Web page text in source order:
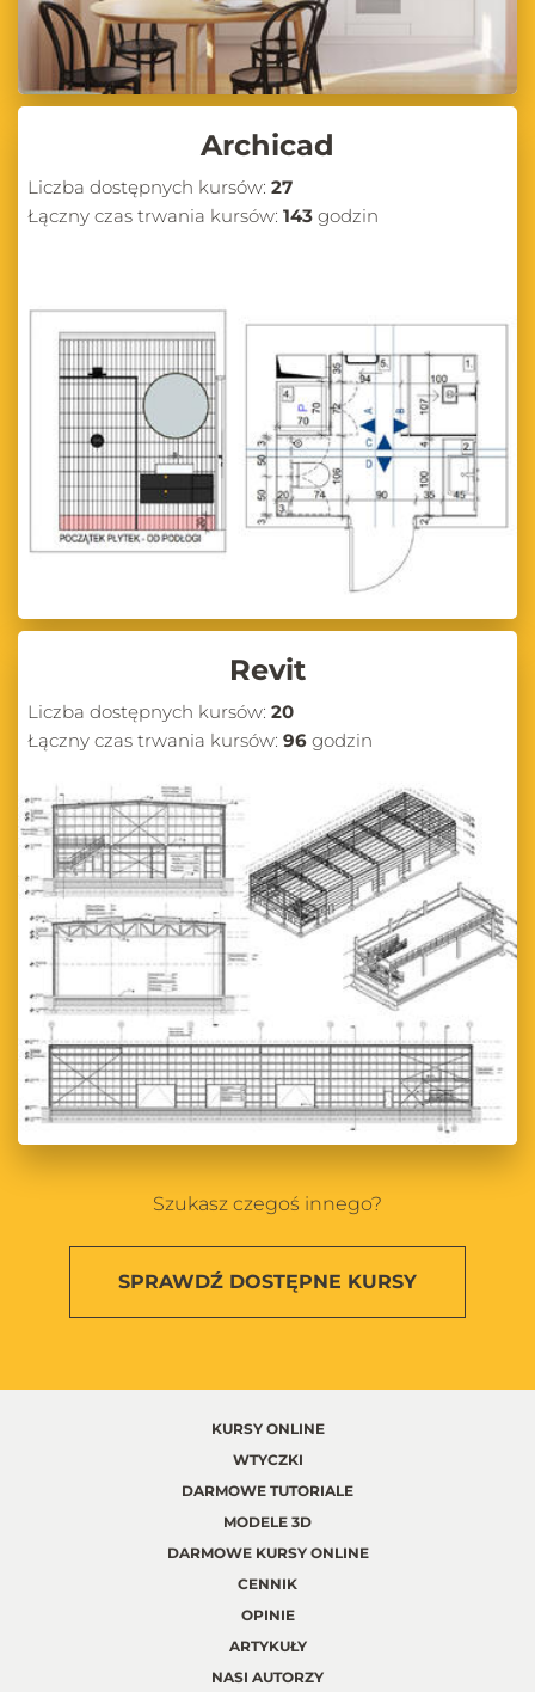
Archicad
Liczba dostępnych kursów: 27
Łączny czas trwania kursów: 143 godzin
Revit
Liczba dostępnych kursów: 20
Łączny czas trwania kursów: 96 godzin
Szukasz czegoś innego?
SPRAWDŹ DOSTĘPNE KURSY
KURSY ONLINE
WTYCZKI
DARMOWE TUTORIALE
MODELE 3D
DARMOWE KURSY ONLINE
CENNIK
OPINIE
ARTYKUŁY
NASI AUTORZY